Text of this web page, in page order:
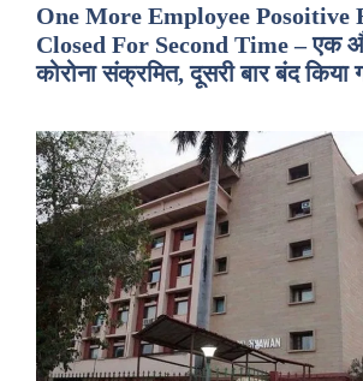
One More Employee Posoitive
Closed For Second Time – एक और
कोरोना संक्रमित, दूसरी बार बंद किया